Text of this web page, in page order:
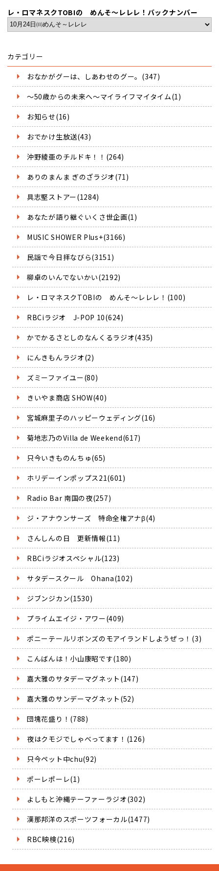
レ・ロマネスクTOBIの めんそ～レレレ！バックナンバー
カテゴリー
おなかがグーは、しあわせのグー。(347)
～50歳からの未来へ～マイライフマイタイム(1)
お知らせ(16)
おでかけ生放送(43)
沖野綾亜のチルドキ！！(264)
ありのまんま ぎのざラジオ(71)
具志堅ストアー(1284)
あなたが語り継ぐいくさ世企画(1)
MUSIC SHOWER Plus+(3166)
民謡で今日拝なびら(3151)
柳卓のいんでないかい(2192)
レ・ロマネスクTOBIの めんそ～レレレ！(100)
RBCiラジオ J-POP 10(624)
かでかるさとしのなんくるラジオ(435)
にんきもんラジオ(2)
ズミーファイユー(80)
きいやま商店 SHOW(40)
宮城麻里子のハッピーウェディング(16)
菊地志乃のVilla de Weekend(617)
只今いきものんちゅ(65)
ホリデーインポップス21(601)
Radio Bar 南国の夜(257)
ジ・アナウンサーズ 特命全権アナβ(4)
さんしんの日 更新情報(11)
RBCiラジオスペシャル(123)
サタデースクール Ohana(102)
ジブンジカン(1530)
プライムエイジ・アワー(409)
ポニーテールリボンズのモアイランドしようぜっ！(3)
こんばんは！小山康昭です(180)
嘉大雅のサタデーマグネット(147)
嘉大雅のサンデーマグネット(52)
団塊花盛り！(788)
夜はクモジでしゃべってます！(126)
只今ペット中chu(92)
ポーレポーレ(1)
よしもと沖縄テーファーラジオ(302)
漢那邦洋のスポーツフォーカル(1477)
RBC映検(216)